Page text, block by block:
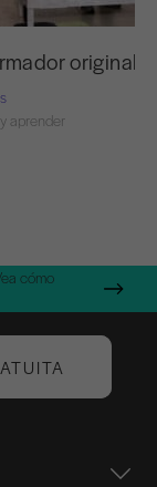
original
aprender
cómo